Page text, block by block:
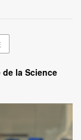
de la Science